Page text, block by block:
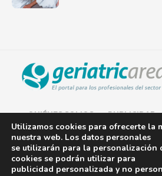
QUIÉNES SOMOS PUBLICIDAD
AVISO LEGAL
POLÍTICA DE COOKIES
Utilizamos cookies para ofrecerte la
nuestra web. Los datos personales
se utilizarán para la personalización
cookies se podrán utilizar para
publicidad personalizada y no